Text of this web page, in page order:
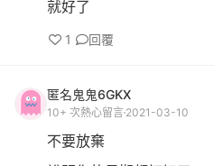
就好了
1 回覆
匿名鬼鬼6GKX
10+ 次熱心留言 2021-03-10
不要放棄